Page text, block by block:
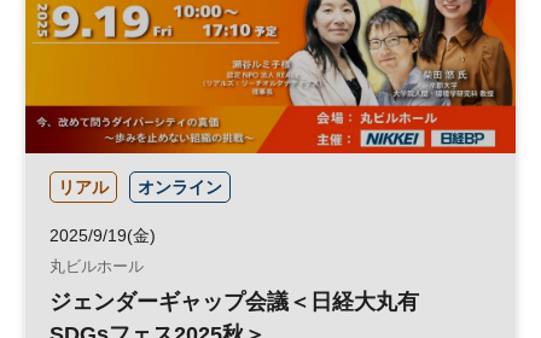
リアル オンライン
2025/9/19(金)
丸ビルホール
ジェンダーギャップ会議＜日経大丸有